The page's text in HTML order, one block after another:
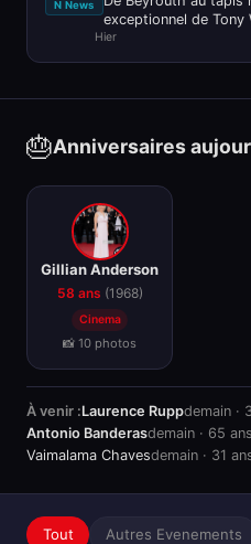
N News
exceptionnel de Tony
Hier
🎂Anniversaires
🎂
Gillian Anderson
58 ans (1968)
Cinema
📸 10 photos
À venir :Laurence Ruppdemain ·
Antonio Banderasdemain · 65 ans
Vaimalama Chavesdemain · 31
Tout Autres Evenements